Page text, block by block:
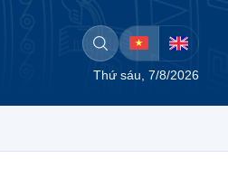
Thứ sáu, 7/8/2026